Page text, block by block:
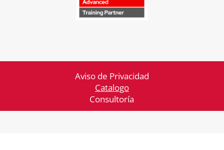
Aviso de Privacidad
Catalogo
Consultoría